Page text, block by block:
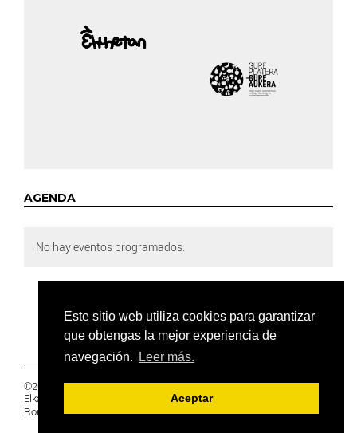
Este sitio web utiliza cookies para garantizar
que obtengas la mejor experiencia de
navegación.
Leer más.
Aceptar
AGENDA
No hay eventos programados.
©2019 Euskal Herriko Ikasleen Gurasoen
Elkartea -
Ronda 27, 1 Ezk, 48005 Bilbao, Bizkaia